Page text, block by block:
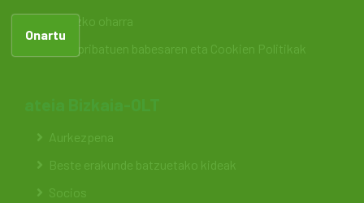
Legezko oharra
Datu pribatuen babesaren eta Cookien Politikak
Aurkezpena
Beste erakunde batzuetako kideak
Socios
Onartu